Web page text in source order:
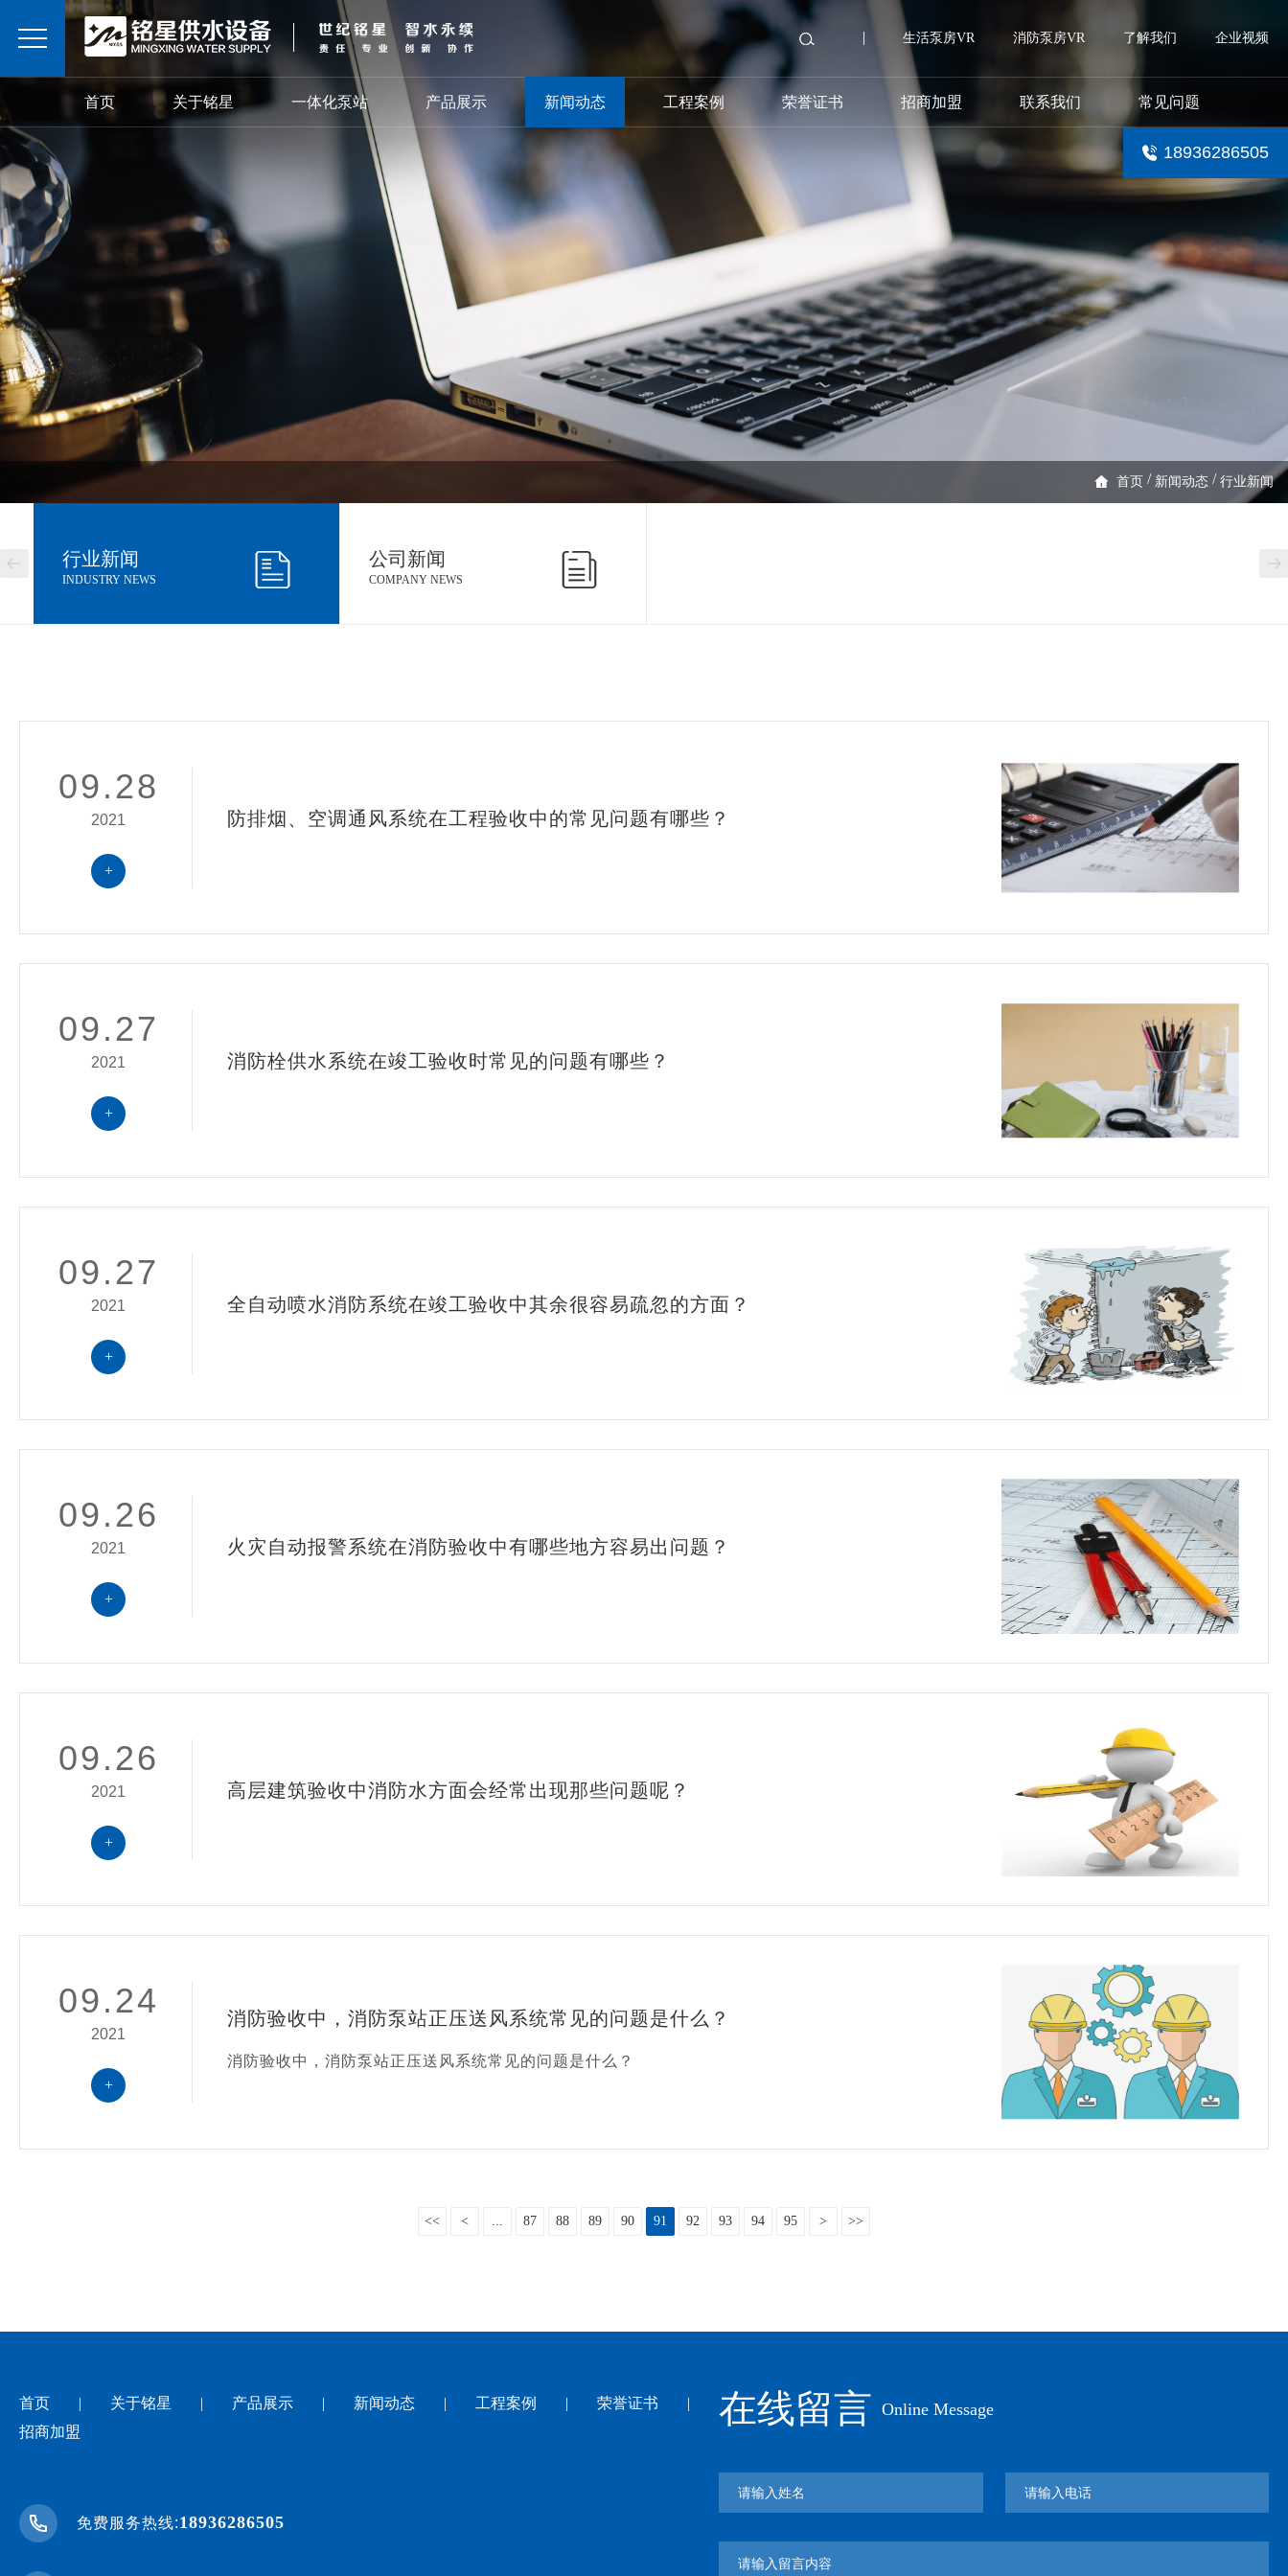
生活泵房VR 消防泵房VR 了解我们 企业视频
首页 关于铭星 一体化泵站 产品展示 新闻动态 工程案例 荣誉证书 招商加盟 联系我们 常见问题
18936286505
首页 / 新闻动态 / 行业新闻
行业新闻
INDUSTRY NEWS
公司新闻
COMPANY NEWS
09.28
2021
+
防排烟、空调通风系统在工程验收中的常见问题有哪些？
09.27
2021
+
消防栓供水系统在竣工验收时常见的问题有哪些？
09.27
2021
+
全自动喷水消防系统在竣工验收中其余很容易疏忽的方面？
09.26
2021
+
火灾自动报警系统在消防验收中有哪些地方容易出问题？
09.26
2021
+
高层建筑验收中消防水方面会经常出现那些问题呢？
09.24
2021
+
消防验收中，消防泵站正压送风系统常见的问题是什么？
消防验收中，消防泵站正压送风系统常见的问题是什么？
<< < 87 88 89 90 91 92 93 94 95 > >>
首页 | 关于铭星 | 产品展示 | 新闻动态 | 工程案例 | 荣誉证书
|
招商加盟
免费服务热线:18936286505
在线留言 Online Message